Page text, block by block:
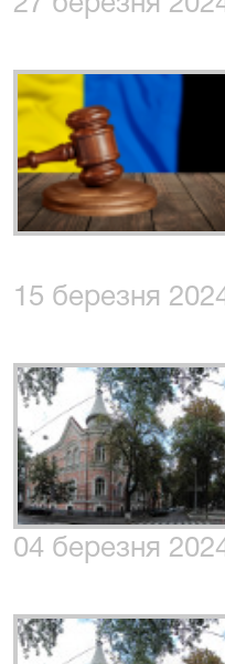
15 березня
04 березня